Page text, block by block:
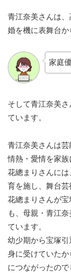
青江奈美さんは
婚を機に表舞台か
家庭
そして青江奈美
ています。
青江奈美さんは
情熱・愛情を家族
花總まりさんに
育を施し、舞台芸
花總まりさんが
も、母親・青江
ています。
幼少期から宝塚
身に受けていた
につながったので